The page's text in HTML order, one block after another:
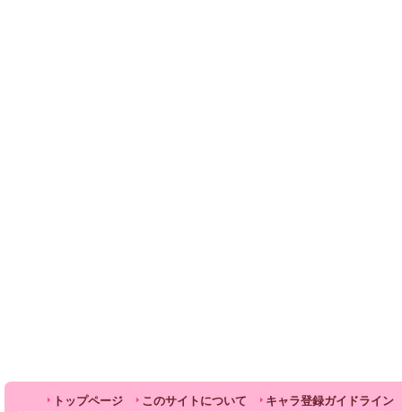
トップページ このサイトについて キャラ登録ガイドライン